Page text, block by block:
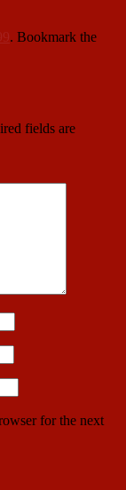
. Bookmark the
fields are
for the next